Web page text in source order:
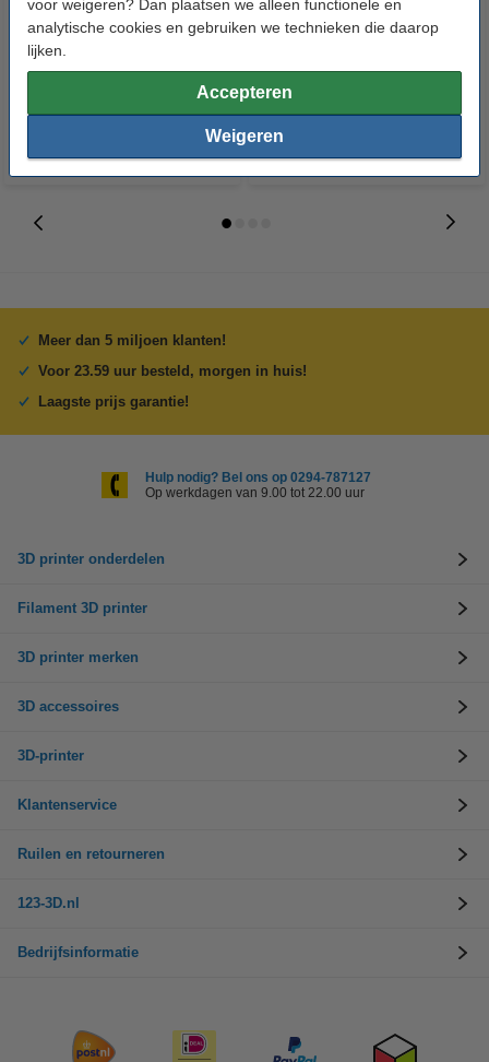
voor weigeren? Dan plaatsen we alleen functionele en
analytische cookies en gebruiken we technieken die daarop
lijken.
Accepteren
Weigeren
Bambu Lab P1 Series Compleet
Hotend Assemblage met
Gehard Staal Nozzle 0,4 mm
Bambu Lab Hotend met Gehard
Staal Nozzle 0,4 mm
Meer dan 5 miljoen klanten!
Voor 23.59 uur besteld, morgen in huis!
Laagste prijs garantie!
Hulp nodig? Bel ons op 0294-787127
Op werkdagen van 9.00 tot 22.00 uur
3D printer onderdelen
Filament 3D printer
3D printer merken
3D accessoires
3D-printer
Klantenservice
Ruilen en retourneren
123-3D.nl
Bedrijfsinformatie